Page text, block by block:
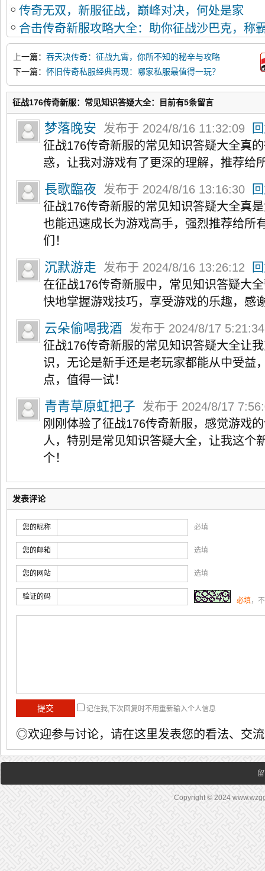
传奇无双，新服征战，巅峰对决，何处是家
合击传奇新服攻略大全：助你征战沙巴克，称
上一篇： 吞天决传奇：征战九霄，你所不知的秘辛与攻略
下一篇： 怀旧传奇私服经典再现：哪家私服最值得一玩？
征战176传奇新服：常见知识答疑大全：目前有5条留言
梦落晚安 发布于 2024/8/16 11:32:09
征战176传奇新服的常见知识答疑大全真
惑，让我对游戏有了更深的理解，推荐给
長歌臨夜 发布于 2024/8/16 13:16:30
征战176传奇新服的常见知识答疑大全真
也能迅速成长为游戏高手，强烈推荐给所
们！
沉默游走 发布于 2024/8/16 13:26:12
在征战176传奇新服中，常见知识答疑大
快地掌握游戏技巧，享受游戏的乐趣，感
云朵偷喝我酒
发布于 2024/8/17
征战176传奇新服的常见知识答疑大全让
识，无论是新手还是老玩家都能从中受益
点，值得一试！
青青草原虹把子
发布于 2024/8/17
刚刚体验了征战176传奇新服，感觉游戏
人，特别是常见知识答疑大全，让我这个
个！
发表评论
您的昵称 必填
您的邮箱 选填
您的网站 选填
验证的码 必填，
记住我,下次回复时不用重新输入个人信息
◎欢迎参与讨论，请在这里发表您的看法、交
Copyright © 2024